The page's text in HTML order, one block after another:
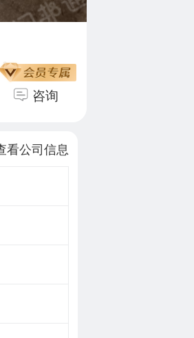
咨询
看公司信息